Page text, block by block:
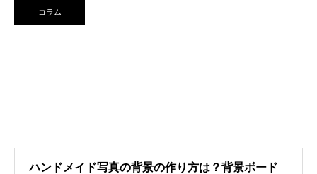
コラム
ハンドメイド写真の背景の作り方は？背景ボード